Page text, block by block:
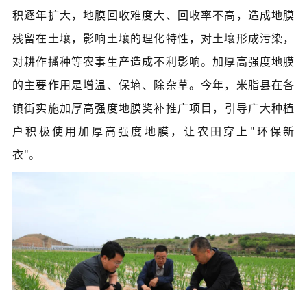
积逐年扩大，地膜回收难度大、回收率不高，造成地膜
残留在土壤，影响土壤的理化特性，对土壤形成污染，
对耕作播种等农事生产造成不利影响。加厚高强度地膜
的主要作用是增温、保墒、除杂草。今年，米脂县在各
镇街实施加厚高强度地膜奖补推广项目，引导广大种植
户积极使用加厚高强度地膜，让农田穿上"环保新
衣"。